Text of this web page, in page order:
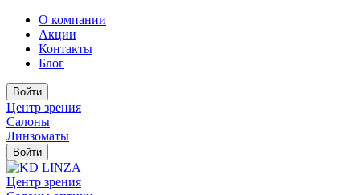
О компании
Акции
Контакты
Блог
Войти
Центр зрения
Салоны
Линзоматы
Войти
Центр зрения